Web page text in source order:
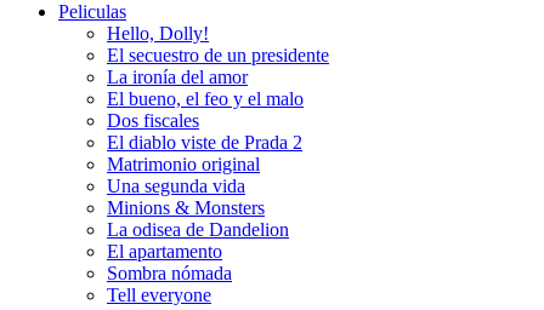
Peliculas
Hello, Dolly!
El secuestro de un presidente
La ironía del amor
El bueno, el feo y el malo
Dos fiscales
El diablo viste de Prada 2
Matrimonio original
Una segunda vida
Minions & Monsters
La odisea de Dandelion
El apartamento
Sombra nómada
Tell everyone